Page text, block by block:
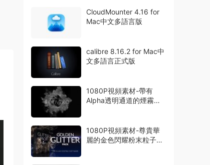
CloudMounter 4.16 for
Mac中文多語言版
calibre 8.16.2 for Mac中
文多語言正式版
1080P視頻素材-帶有
Alpha透明通道的煙霧粒
1080P視頻素材-尊貴華
麗的金色閃耀粉末粒子特